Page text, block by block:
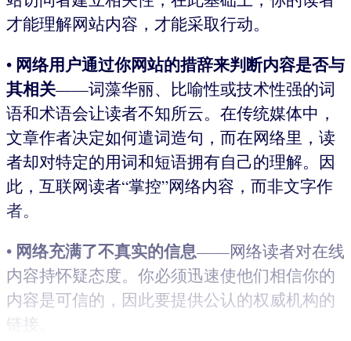
才能理解网站内容，才能采取行动。
• 网络用户通过你网站的措辞来判断内容是否与
其相关——词藻华丽、比喻性或技术性强的词
语和术语会让读者不知所云。在传统媒体中，
文章作者决定如何遣词造句，而在网络里，读
者却对特定的用词和短语拥有自己的理解。因
此，互联网读者“掌控”网络内容，而非文字作
者。
• 网络充满了不真实的信息——网络读者对在线
内容持怀疑态度。你必须迅速使他们相信你的
内容是可信的，因此要提供公认的权威机构的
链接。